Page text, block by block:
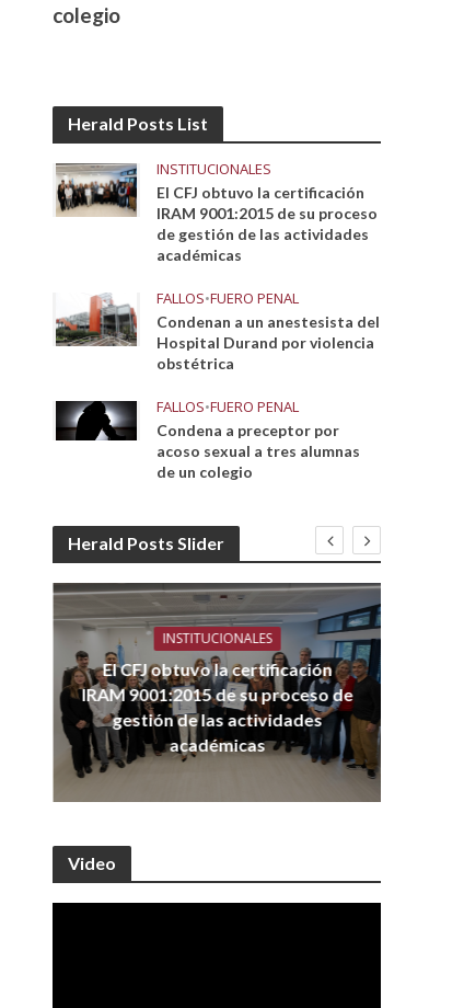
colegio
Herald Posts List
INSTITUCIONALES
El CFJ obtuvo la certificación
IRAM 9001:2015 de su proceso
de gestión de las actividades
académicas
FALLOS•FUERO PENAL
Condenan a un anestesista del
Hospital Durand por violencia
obstétrica
FALLOS•FUERO PENAL
Condena a preceptor por
acoso sexual a tres alumnas
de un colegio
Herald Posts Slider
INSTITUCIONALES
El CFJ obtuvo la certificación
IRAM 9001:2015 de su proceso de
gestión de las actividades
académicas
Video